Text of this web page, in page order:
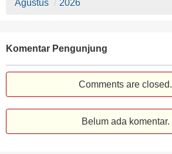
Agustus / 2026
Komentar Pengunjung
Comments are closed.
Belum ada komentar.